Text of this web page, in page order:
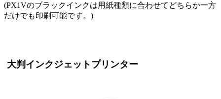
(PX1Vのブラックインクは用紙種類に合わせてどちらか一方
だけでも印刷可能です。)
大判インクジェットプリンター